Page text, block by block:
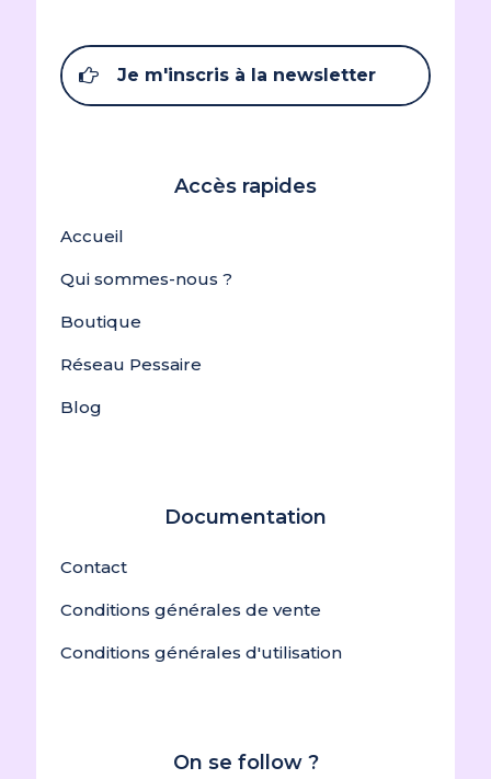
Je m'inscris à la newsletter
Accès rapides
Accueil
Qui sommes-nous ?
Boutique
Réseau Pessaire
Blog
Documentation
Contact
Conditions générales de vente
Conditions générales d'utilisation
On se follow ?